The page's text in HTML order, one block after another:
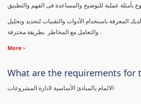
بأمثلة عملية للتوضيح والمساعدة فى الفهم والتطبيق
المعرفة باستخدام الأدوات والتقنيات لتحديد وتحليل
والتعامل مع المخاطر بطريقة محترفة .
More
What are the requirements for
الالمام بالمبادئ الأساسية لادارة المشروعات